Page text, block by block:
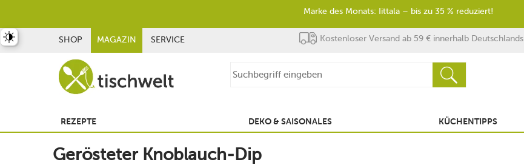
SHOP MAGAZIN SERVICE Kostenloser Versand ab 59 € innerhalb Deutschlands
REZEPTE DEKO & SAISONALES KÜCHENTIPPS
Gerösteter Knoblauch-Dip
umschalten
Marke des Monats: Iittala – bis zu 35 % reduziert!